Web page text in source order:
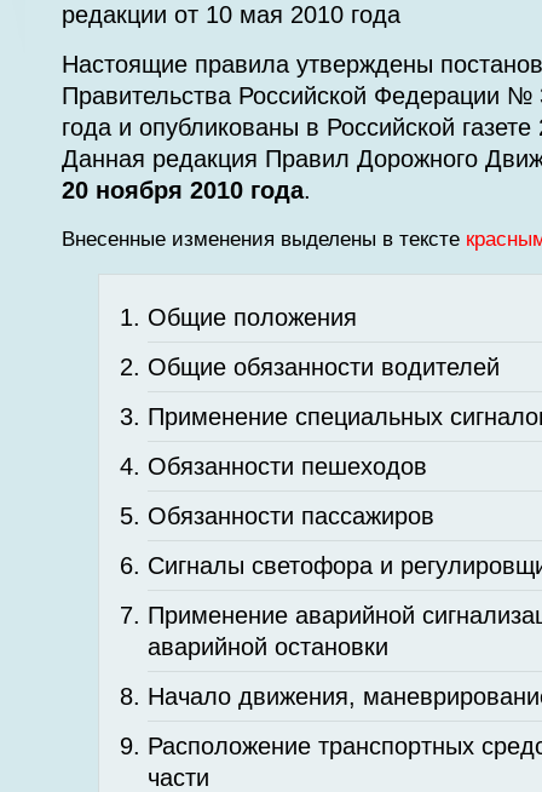
редакции от 10 мая 2010 года
Настоящие правила утверждены
Правительства Российской Федерации №
года и опубликованы в Российской
Данная редакция Правил Дорожного
20 ноября 2010 года.
Внесенные изменения выделены в тексте
Общие положения
Общие обязанности водителей
Применение специальных
Обязанности пешеходов
Обязанности пассажиров
Сигналы светофора и
Применение аварийной
аварийной остановки
Начало движения,
Расположение транспортных
части